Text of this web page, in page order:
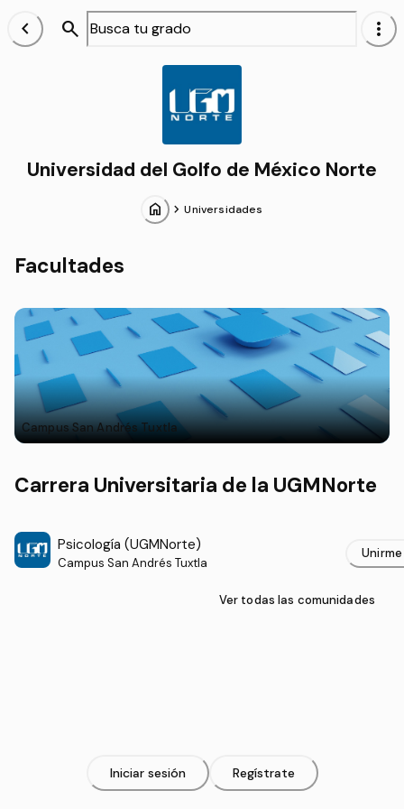
chevron_left search more_vert
Universidad del Golfo de México Norte
home chevron_forwardUniversidades
Facultades
Campus San Andrés Tuxtla
Carrera Universitaria de la UGMNorte
Psicología (UGMNorte)
Campus San Andrés Tuxtla
Unirme
Ver todas las comunidades
Iniciar sesión Regístrate